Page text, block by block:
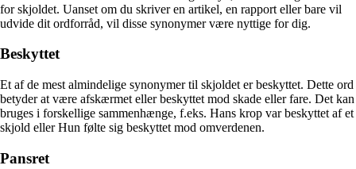
for skjoldet. Uanset om du skriver en artikel, en rapport eller bare vil
udvide dit ordforråd, vil disse synonymer være nyttige for dig.
Beskyttet
Et af de mest almindelige synonymer til skjoldet er beskyttet. Dette ord
betyder at være afskærmet eller beskyttet mod skade eller fare. Det kan
bruges i forskellige sammenhænge, f.eks. Hans krop var beskyttet af et
skjold eller Hun følte sig beskyttet mod omverdenen.
Pansret